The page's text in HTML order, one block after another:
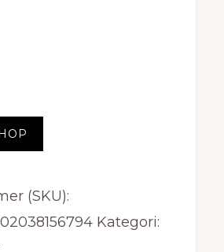
(SKU):
Kategori: